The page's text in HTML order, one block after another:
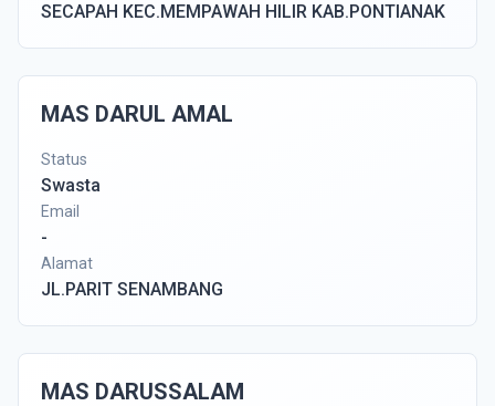
SECAPAH KEC.MEMPAWAH HILIR KAB.PONTIANAK
MAS DARUL AMAL
Status
Swasta
Email
-
Alamat
JL.PARIT SENAMBANG
MAS DARUSSALAM